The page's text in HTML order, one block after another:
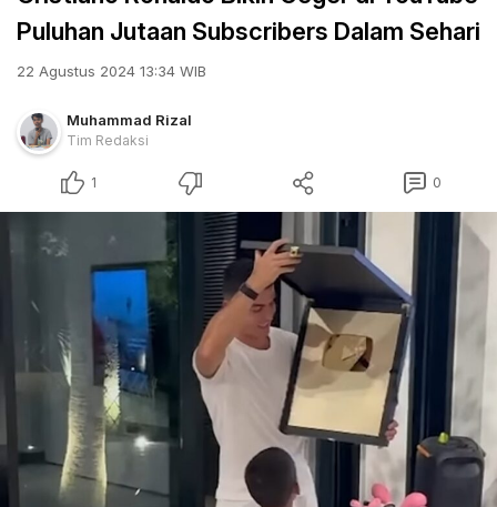
Puluhan Jutaan Subscribers Dalam Sehari
22 Agustus 2024 13:34 WIB
Muhammad Rizal
Tim Redaksi
1 0